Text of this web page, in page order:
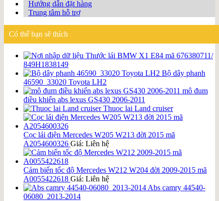
Hướng dẫn đặt hàng
Trung tâm hỗ trợ
Có thể bạn sẽ thích
Thước lái BMW X1 E84 mã 676380711/
849H1838149
Bộ dây phanh
46590_33020 Toyota LH2
mô đum
điều khiển abs lexus GS430 2006-2011
Thuoc lai Land cruiser
Cọc lái điện Mercedes W205 W213 đời 2015 mã
A2054600326 Giá: Liên hệ
Cảm biến tốc độ Mercedes W212 W204 đời 2009-2015 mã
A0055422618 Giá: Liên hệ
Abs camry 44540-
06080_2013-2014